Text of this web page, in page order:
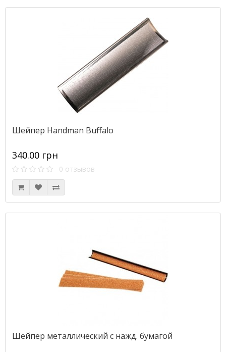
Шейпер Handman Buffalo
340.00 грн
0 отзывов
Шейпер металлический с нажд. бумагой